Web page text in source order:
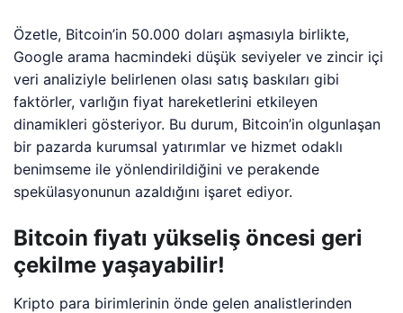
Özetle, Bitcoin’in 50.000 doları aşmasıyla birlikte,
Google arama hacmindeki düşük seviyeler ve zincir içi
veri analiziyle belirlenen olası satış baskıları gibi
faktörler, varlığın fiyat hareketlerini etkileyen
dinamikleri gösteriyor. Bu durum, Bitcoin’in olgunlaşan
bir pazarda kurumsal yatırımlar ve hizmet odaklı
benimseme ile yönlendirildiğini ve perakende
spekülasyonunun azaldığını işaret ediyor.
Bitcoin fiyatı yükseliş öncesi geri
çekilme yaşayabilir!
Kripto para birimlerinin önde gelen analistlerinden